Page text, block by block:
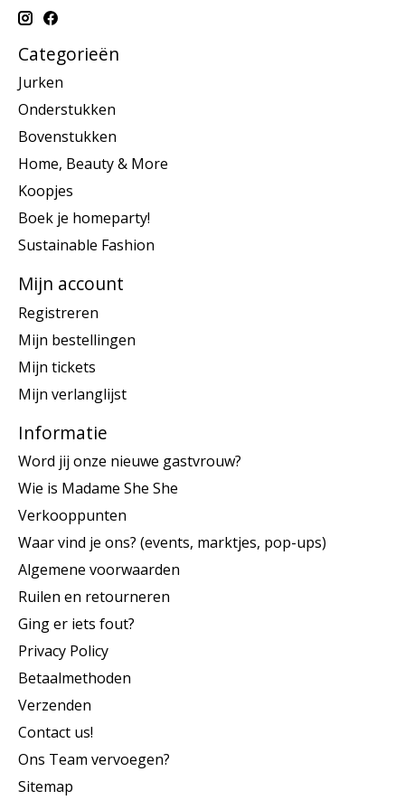
Categorieën
Jurken
Onderstukken
Bovenstukken
Home, Beauty & More
Koopjes
Boek je homeparty!
Sustainable Fashion
Mijn account
Registreren
Mijn bestellingen
Mijn tickets
Mijn verlanglijst
Informatie
Word jij onze nieuwe gastvrouw?
Wie is Madame She She
Verkooppunten
Waar vind je ons? (events, marktjes, pop-ups)
Algemene voorwaarden
Ruilen en retourneren
Ging er iets fout?
Privacy Policy
Betaalmethoden
Verzenden
Contact us!
Ons Team vervoegen?
Sitemap